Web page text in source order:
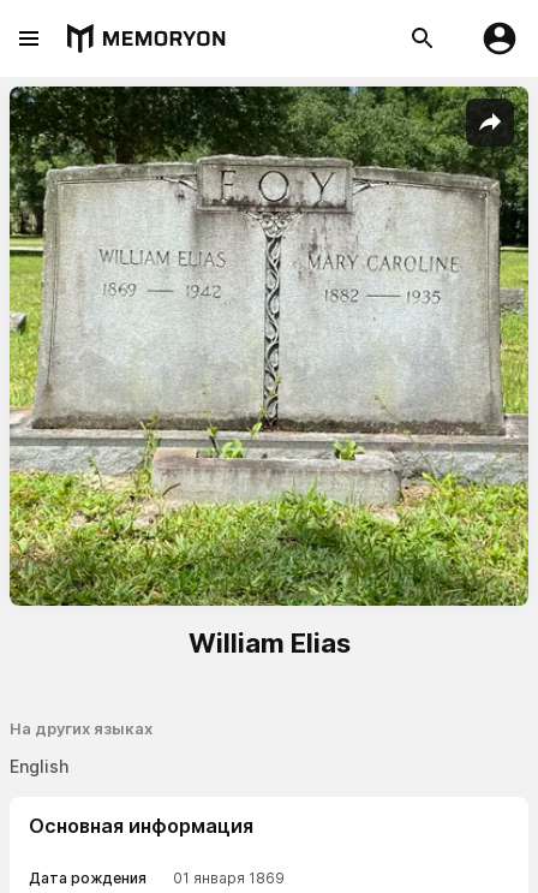
William Elias
На других языках
English
Основная информация
Дата рождения 01 января 1869